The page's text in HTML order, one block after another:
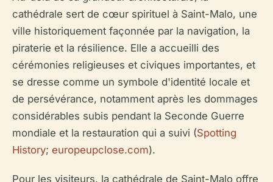
cathédrale sert de cœur spirituel à Saint-Malo, une
ville historiquement façonnée par la navigation, la
piraterie et la résilience. Elle a accueilli des
cérémonies religieuses et civiques importantes, et
se dresse comme un symbole d'identité locale et
de persévérance, notamment après les dommages
considérables subis pendant la Seconde Guerre
mondiale et la restauration qui a suivi (Spotting
History; europeupclose.com).
Pour les visiteurs, la cathédrale de Saint-Malo offre